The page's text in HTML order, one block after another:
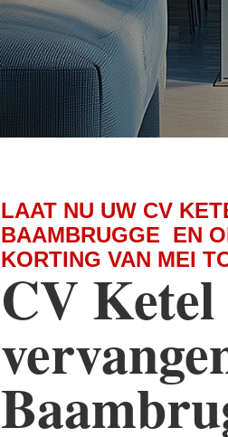
LAAT NU UW CV
BAAMBRUGGE EN
KORTING VAN MEI
CV Ketel